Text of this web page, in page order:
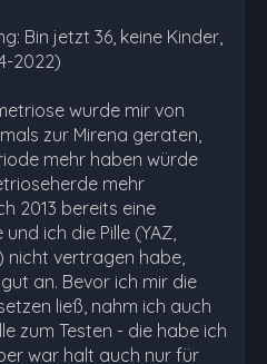
Bin jetzt 36, keine Kinder,
2022)
wurde mir von
zur Mirena geraten,
mehr haben würde
mehr
2013 bereits eine
ich die Pille (YAZ,
nicht vertragen habe,
an. Bevor ich mir die
ließ, nahm ich auch
zum Testen - die habe ich
war halt auch nur für